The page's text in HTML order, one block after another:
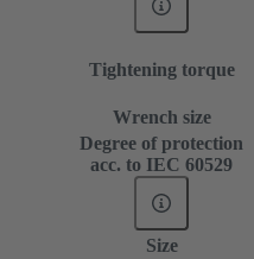
Tightening torque
Wrench size
Degree of protection
acc. to IEC 60529
Size